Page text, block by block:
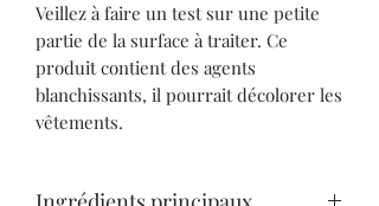
Veillez à faire un test sur une petite
partie de la surface à traiter. Ce
produit contient des agents
blanchissants, il pourrait décolorer les
vêtements.